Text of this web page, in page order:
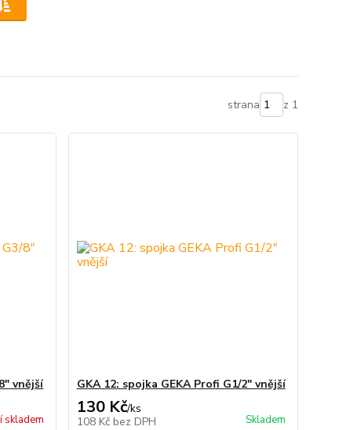
strana z 1
vnější
skladem
GKA 12: spojka GEKA Profi G1/2" vnější
130 Kč/ks
108 Kč bez DPH Skladem